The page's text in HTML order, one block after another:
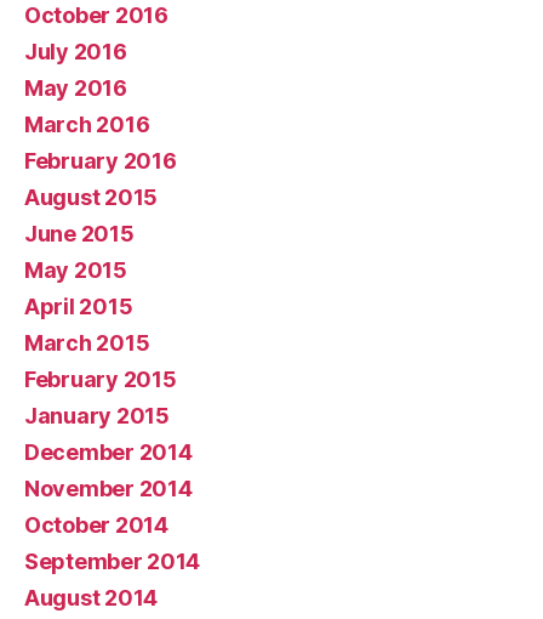
October 2016
July 2016
May 2016
March 2016
February 2016
August 2015
June 2015
May 2015
April 2015
March 2015
February 2015
January 2015
December 2014
November 2014
October 2014
September 2014
August 2014